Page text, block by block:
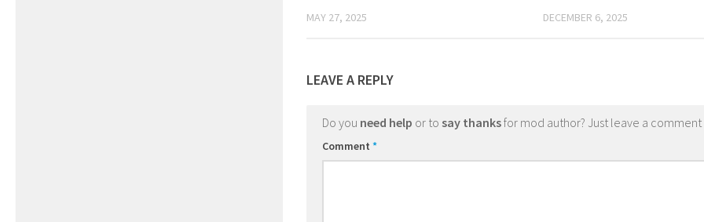
MAY 27, 2025 DECEMBER 6, 2025
LEAVE A REPLY
Do you need help or to say thanksfor mod author? Just leave a
Comment *